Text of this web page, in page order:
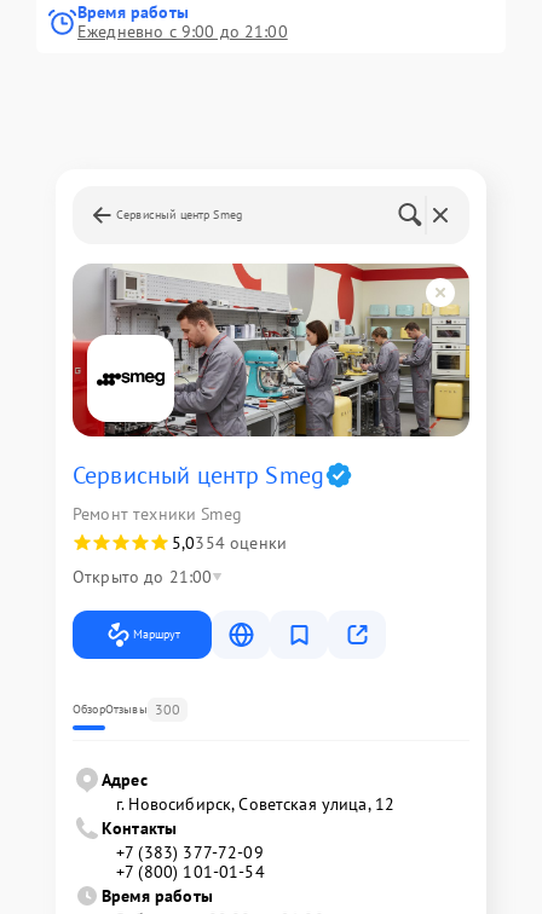
Время работы
Ежедневно с 9:00 до 21:00
Сервисный центр Smeg
Сервисный центр Smeg
Ремонт техники Smeg
5,0354 оценки
Открыто до 21:00
Маршрут
ОбзорОтзывы 300
Адрес
г. Новосибирск, Советская улица, 12
Контакты
+7 (383) 377-72-09
+7 (800) 101-01-54
Время работы